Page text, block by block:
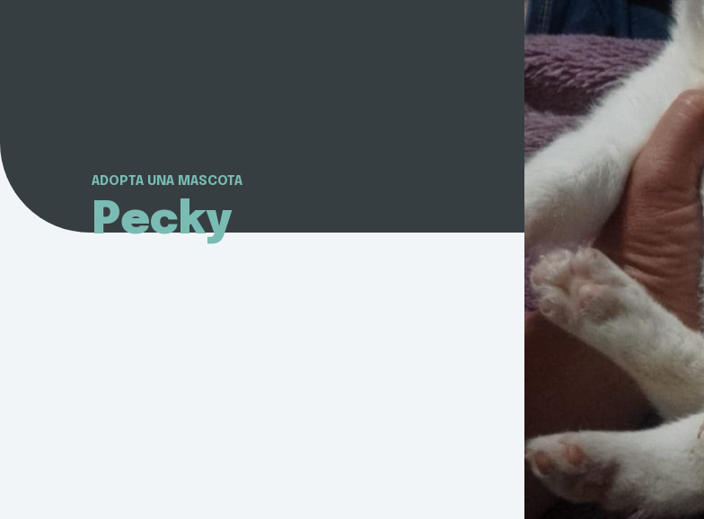
ADOPTA UNA MASCOTA
Pecky